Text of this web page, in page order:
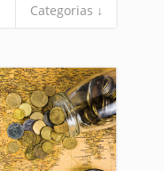
Categorias ↓